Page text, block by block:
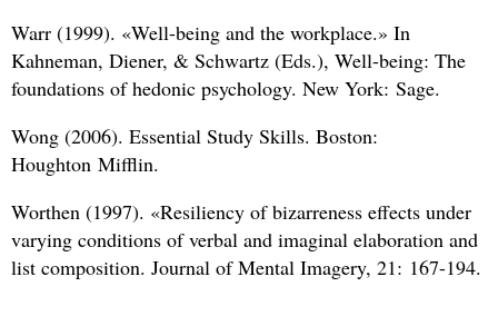
Warr (1999). «Well-being and the workplace.» In
Kahneman, Diener, & Schwartz (Eds.), Well-being: The
foundations of hedonic psychology. New York: Sage.
Wong (2006). Essential Study Skills. Boston:
Houghton Mifflin.
Worthen (1997). «Resiliency of bizarreness effects under
varying conditions of verbal and imaginal elaboration and
list composition. Journal of Mental Imagery, 21: 167-194.